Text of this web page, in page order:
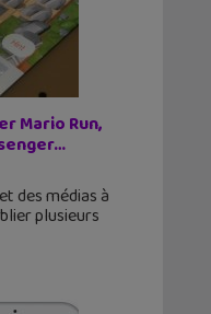
Mario Run,
des médias à
plusieurs